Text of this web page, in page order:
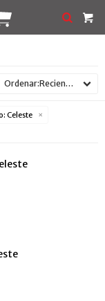
Recientes
Celeste